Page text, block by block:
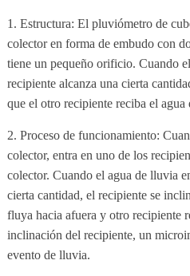
1. Estructura: El pluviómetro de
colector en forma de embudo con
tiene un pequeño orificio. Cuando
recipiente alcanza una cierta
que el otro recipiente reciba el agua
2. Proceso de funcionamiento:
colector, entra en uno de los
colector. Cuando el agua de lluvia
cierta cantidad, el recipiente se
fluya hacia afuera y otro recipiente
inclinación del recipiente, un
evento de lluvia.